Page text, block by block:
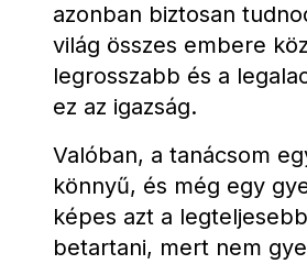
azonban biztosan
világ összes embere
legrosszabb és a
ez az igazság.
Valóban, a tanácsom
könnyű, és még egy
képes azt a
betartani, mert nem